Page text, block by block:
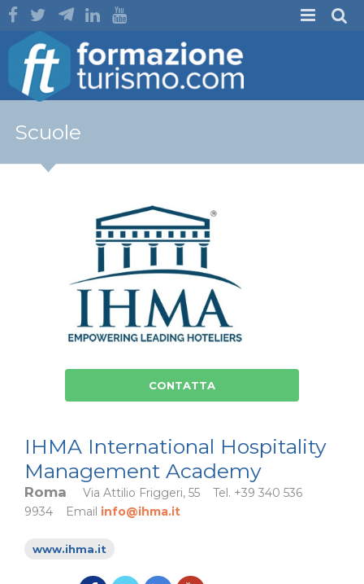
Scuole
CONTATTA
IHMA International Hospitality
Management Academy
Roma
Via Attilio Friggeri, 55 Tel. +39 340 536
9934 Email info@ihma.it
www.ihma.it